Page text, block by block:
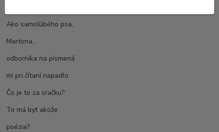
Ako samoľúbého psa,
Martona...
odborníka na písmená
mi pri čítaní napadlo:
Čo je to za sračku?
To má byť akože
poézia?